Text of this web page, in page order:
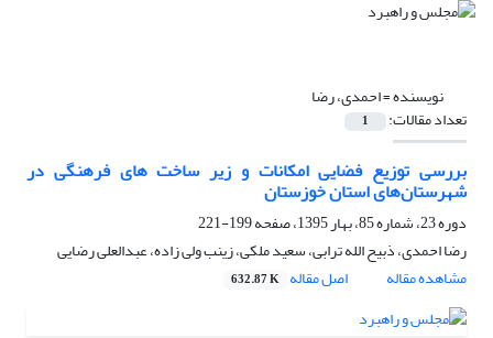
نویسنده =احمدی، رضا
تعداد مقالات: 1
بررسی توزیع فضایی امکانات و زیر ساخت های فرهنگی در
شهرستان‌های استان خوزستان
دوره 23، شماره 85، بهار 1395، صفحه
199-221
رضا احمدی، ذبیح الله ترابی، سعید ملکی، زینب ولی زاده، عبدالعلی رضایی
مشاهده مقاله
اصل مقاله 632.87 K